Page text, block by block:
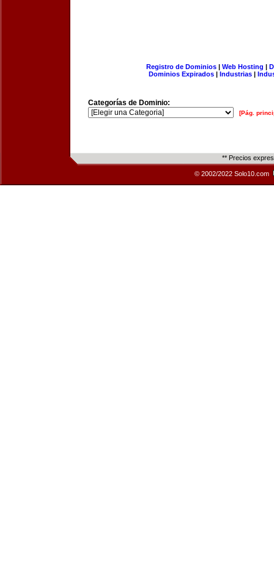
Registro de Dominios| Web Hosting |
Dominios Expirados | Industrias |
Categorías de Dominio:
[Pág.
** Precios
© 2002/2022 Solo10.com